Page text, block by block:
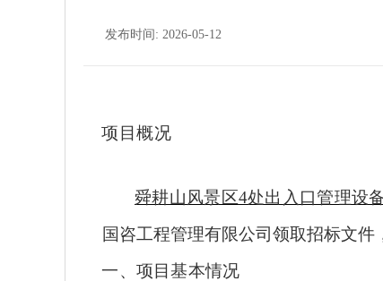
发布时间: 2026-05-12
项目概况
舜耕山风景区4处出入口管理设
国咨工程管理有限公司领取招标文件
一、项目基本情况